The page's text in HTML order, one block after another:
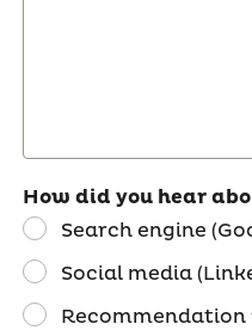
How did you hear
Search engine
Social media